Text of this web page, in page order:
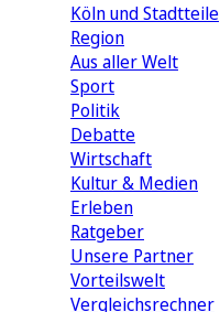
Köln und Stadtteile
Region
Aus aller Welt
Sport
Politik
Debatte
Wirtschaft
Kultur & Medien
Erleben
Ratgeber
Unsere Partner
Vorteilswelt
Vergleichsrechner